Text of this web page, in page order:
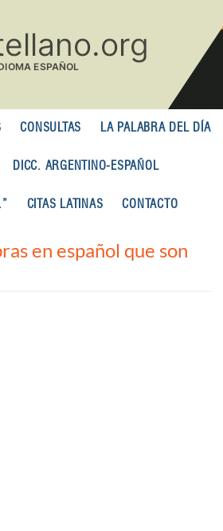
CONSULTAS LA PALABRA DEL DÍA
DICC. ARGENTINO-ESPAÑOL
CITAS LATINAS CONTACTO
en español que son